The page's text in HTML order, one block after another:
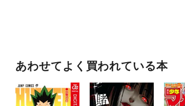
あわせてよく買われている本